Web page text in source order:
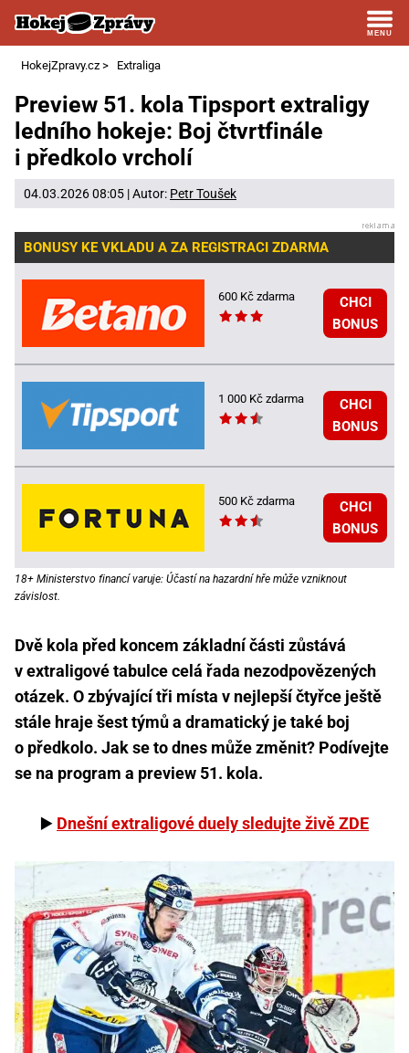
HokejZpravy.cz > Extraliga
Preview 51. kola Tipsport extraligy
ledního hokeje: Boj čtvrtfinále
i předkolo vrcholí
04.03.2026 08:05 | Autor: Petr Toušek
BONUSY KE VKLADU A ZA REGISTRACI ZDARMA
600 Kč zdarma
CHCI
BONUS
1 000 Kč zdarma
CHCI
BONUS
500 Kč zdarma
CHCI
BONUS
18+ Ministerstvo financí varuje: Účastí na hazardní hře může vzniknout
závislost.
Dvě kola před koncem základní části zůstává
v extraligové tabulce celá řada nezodpovězených
otázek. O zbývající tři místa v nejlepší čtyřce ještě
stále hraje šest týmů a dramatický je také boj
o předkolo. Jak se to dnes může změnit? Podívejte
se na program a preview 51. kola.
▶️ Dnešní extraligové duely sledujte živě ZDE